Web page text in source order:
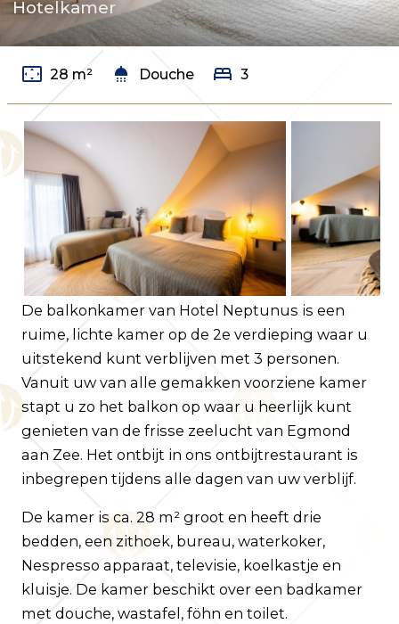
Klantenservice
Veelgestelde vragen
Contact
Route
Hotelkamer
settings_overscan 28 m² shower Douche bed 3
De balkonkamer van Hotel Neptunus is een
ruime, lichte kamer op de 2e verdieping waar u
uitstekend kunt verblijven met 3 personen.
Vanuit uw van alle gemakken voorziene kamer
stapt u zo het balkon op waar u heerlijk kunt
genieten van de frisse zeelucht van Egmond
aan Zee. Het ontbijt in ons ontbijtrestaurant is
inbegrepen tijdens alle dagen van uw verblijf.
De kamer is ca. 28 m² groot en heeft drie
bedden, een zithoek, bureau, waterkoker,
Nespresso apparaat, televisie, koelkastje en
kluisje. De kamer beschikt over een badkamer
met douche, wastafel, föhn en toilet.